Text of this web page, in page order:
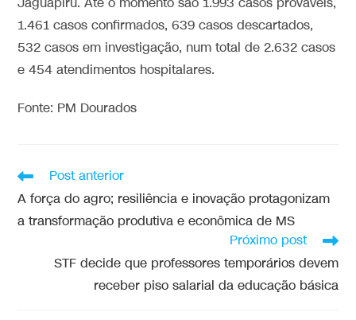
1.461 casos confirmados, 639 casos descartados,
532 casos em investigação, num total de 2.632 casos
e 454 atendimentos hospitalares.
Fonte: PM Dourados
Post anterior
A força do agro; resiliência e inovação protagonizam
a transformação produtiva e econômica de MS
Próximo post
STF decide que professores temporários devem
receber piso salarial da educação básica